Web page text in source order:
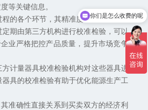
等关键信息。
的各个环节，其精准度直接影响产品
期由第三方机构进行校准检验，可以
业严格把控产品质量，提升市场竞争
计量器具校准检验机构对这些器具进
具的校准检验有助于优化能源生产工
准确性直接关系到买卖双方的经济利
你们是怎么收费的呢